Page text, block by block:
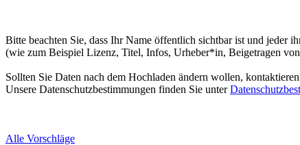
Bitte beachten Sie, dass Ihr Name öffentlich sichtbar ist und jeder
(wie zum Beispiel Lizenz, Titel, Infos, Urheber*in, Beigetragen
Sollten Sie Daten nach dem Hochladen ändern wollen,
Unsere Datenschutzbestimmungen finden Sie unter
Alle Vorschläge